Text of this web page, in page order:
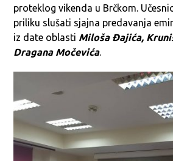
proteklog vikenda u Brčkom.
priliku slušati sjajna predavanja
iz date oblasti Miloša Đajića,
Dragana Močevića.